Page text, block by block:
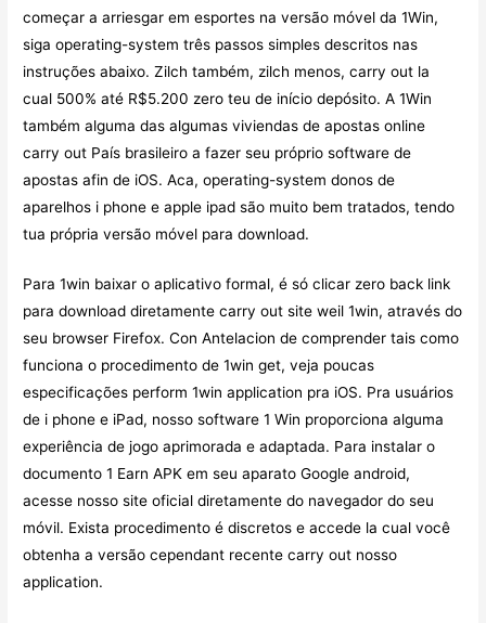
começar a arriesgar em esportes na versão móvel da 1Win,
siga operating-system três passos simples descritos nas
instruções abaixo. Zilch também, zilch menos, carry out la
cual 500% até R$5.200 zero teu de início depósito. A 1Win
também alguma das algumas viviendas de apostas online
carry out País brasileiro a fazer seu próprio software de
apostas afin de iOS. Aca, operating-system donos de
aparelhos i phone e apple ipad são muito bem tratados, tendo
tua própria versão móvel para download.
Para 1win baixar o aplicativo formal, é só clicar zero back link
para download diretamente carry out site weil 1win, através do
seu browser Firefox. Con Antelacion de comprender tais como
funciona o procedimento de 1win get, veja poucas
especificações perform 1win application pra iOS. Pra usuários
de i phone e iPad, nosso software 1 Win proporciona alguma
experiência de jogo aprimorada e adaptada. Para instalar o
documento 1 Earn APK em seu aparato Google android,
acesse nosso site oficial diretamente do navegador do seu
móvil. Exista procedimento é discretos e accede la cual você
obtenha a versão cependant recente carry out nosso
application.